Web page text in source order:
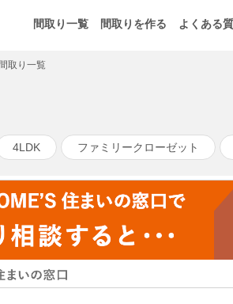
間取り一覧 間取りを作る よくある
取り一覧
4LDK ファミリークローゼット